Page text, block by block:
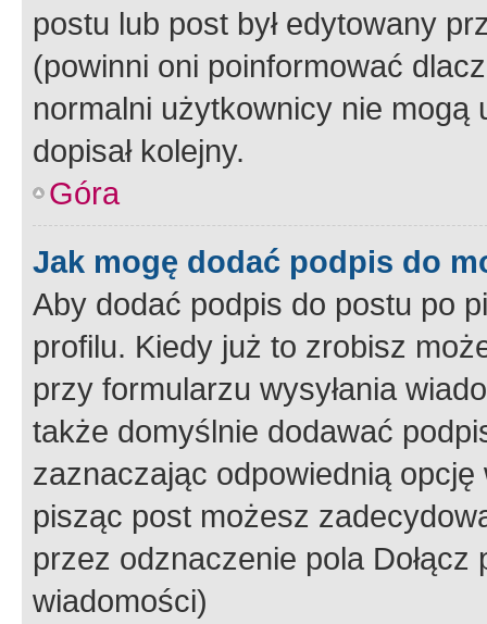
postu lub post był edytowany
(powinni oni poinformować
normalni użytkownicy nie
dopisał kolejny.
Góra
Jak mogę dodać podpis do
Aby dodać podpis do postu po
profilu. Kiedy już to zrobisz
przy formularzu wysyłania
także domyślnie dodawać
zaznaczając odpowiednią
pisząc post możesz
przez odznaczenie pola
wiadomości)